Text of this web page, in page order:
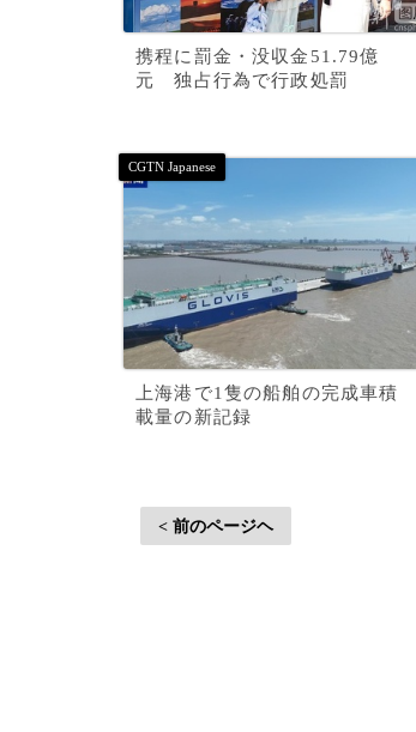
携程に罰金・没収金51.79億
元 独占行為で行政処罰
上海港で1隻の船舶の完成車積
載量の新記録
< 前のページヘ